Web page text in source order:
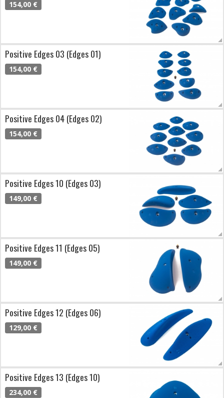
154,00 €
Positive Edges 03 (Edges 01)
154,00 €
Positive Edges 04 (Edges 02)
154,00 €
Positive Edges 10 (Edges 03)
149,00 €
Positive Edges 11 (Edges 05)
149,00 €
Positive Edges 12 (Edges 06)
129,00 €
Positive Edges 13 (Edges 10)
234,00 €